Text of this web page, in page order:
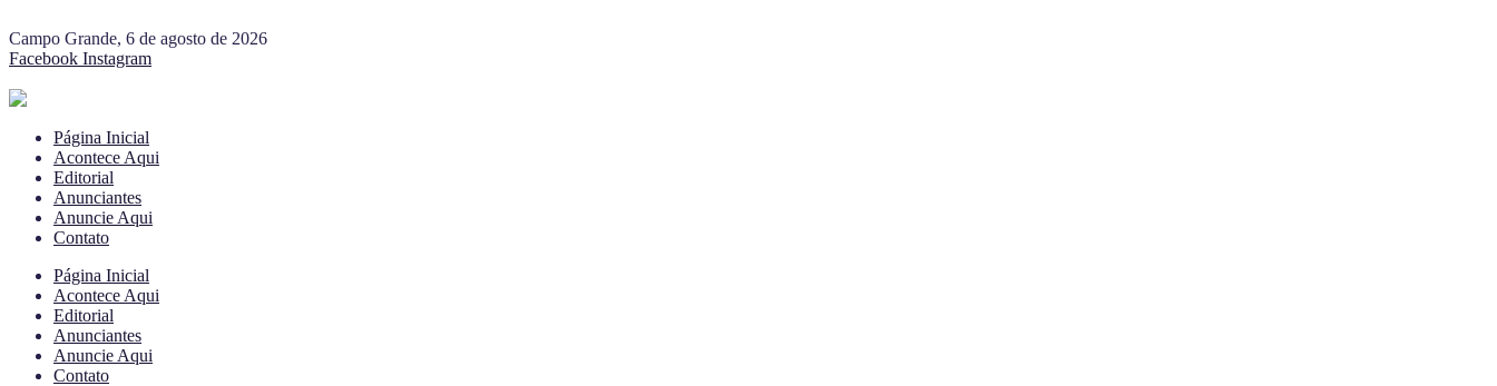
Campo Grande, 6 de agosto de 2026
Facebook Instagram
Página Inicial
Acontece Aqui
Editorial
Anunciantes
Anuncie Aqui
Contato
Página Inicial
Acontece Aqui
Editorial
Anunciantes
Anuncie Aqui
Contato